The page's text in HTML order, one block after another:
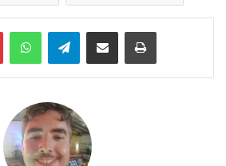
PinterestWhatsAppTelegramCompartilhar via e-mail Imprimir